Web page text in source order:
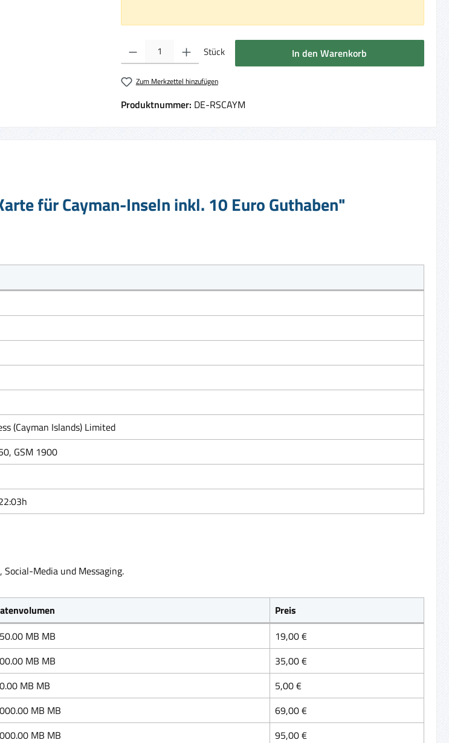
Produkt Anzahl: Gib den gewünschten Wert ein oder benutze die Schaltflächen um die
Stück In den Warenkorb
Zum Merkzettel hinzufügen
Produktnummer: DE-RSCAYM
für Cayman-Inseln inkl. 10 Euro Guthaben"
(Cayman Islands) Limited
GSM 1900
Media und Messaging.
Preis
MB MB
19,00 €
MB MB
35,00 €
MB MB
5,00 €
MB MB
69,00 €
MB MB 95,00 €